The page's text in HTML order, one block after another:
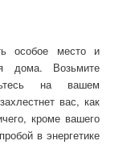
особое место и
дома. Возьмите
на вашем
вас, как
кроме вашего
в энергетике